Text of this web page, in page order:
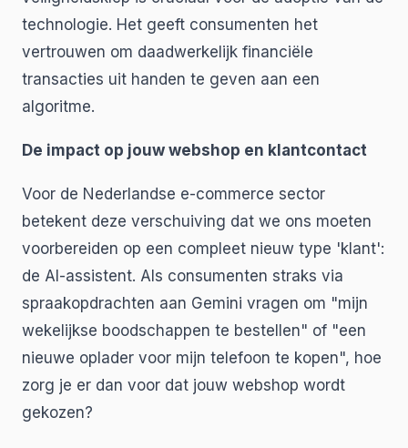
technologie. Het geeft consumenten het
vertrouwen om daadwerkelijk financiële
transacties uit handen te geven aan een
algoritme.
De impact op jouw webshop en klantcontact
Voor de Nederlandse e-commerce sector
betekent deze verschuiving dat we ons moeten
voorbereiden op een compleet nieuw type 'klant':
de AI-assistent. Als consumenten straks via
spraakopdrachten aan Gemini vragen om "mijn
wekelijkse boodschappen te bestellen" of "een
nieuwe oplader voor mijn telefoon te kopen", hoe
zorg je er dan voor dat jouw webshop wordt
gekozen?